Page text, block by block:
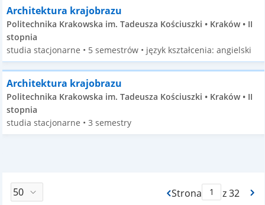
Architektura krajobrazu
Politechnika Krakowska im. Tadeusza Kościuszki • Kraków • II
stopnia
studia stacjonarne • 5 semestrów • język kształcenia: angielski
Architektura krajobrazu
Politechnika Krakowska im. Tadeusza Kościuszki • Kraków • II
stopnia
studia stacjonarne • 3 semestry
Strona
Max Stronaz 32